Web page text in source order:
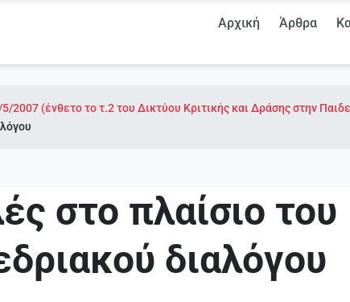
Αρχική Άρθρα
2007 (ένθετο το τ.2 του Δικτύου Κριτικής και Δράσης στην
στο πλαίσιο του
διαλόγου